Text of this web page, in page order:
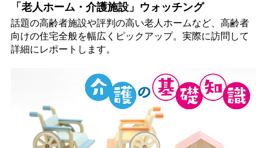
「老人ホーム・介護施設」ウォッチング
話題の高齢者施設や評判の高い老人ホームなど、高齢者
向けの住宅全般を幅広くピックアップ。実際に訪問して
詳細にレポートします。